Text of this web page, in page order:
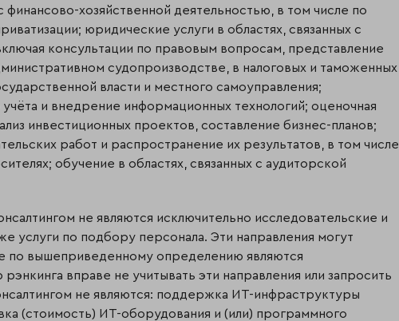
финансово-хозяйственной деятельностью, в том числе по
юридические услуги в областях, связанных с
консультации по правовым вопросам, представление
судопроизводстве, в налоговых и таможенных
власти и местного самоуправления;
учёта и внедрение информационных технологий; оценочная
инвестиционных проектов, составление бизнес-планов;
работ и распространение их результатов, в том числе
обучение в областях, связанных с аудиторской
не являются исключительно исследовательские и
услуги по подбору персонала. Эти направления могут
по вышеприведенному определению являются
вправе не учитывать эти направления или запросить
не являются: поддержка ИТ-инфраструктуры
(стоимость) ИТ-оборудования и (или) программного